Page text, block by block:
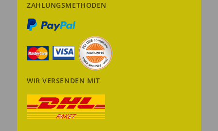
ZAHLUNGSMETHODEN
WIR VERSENDEN MIT